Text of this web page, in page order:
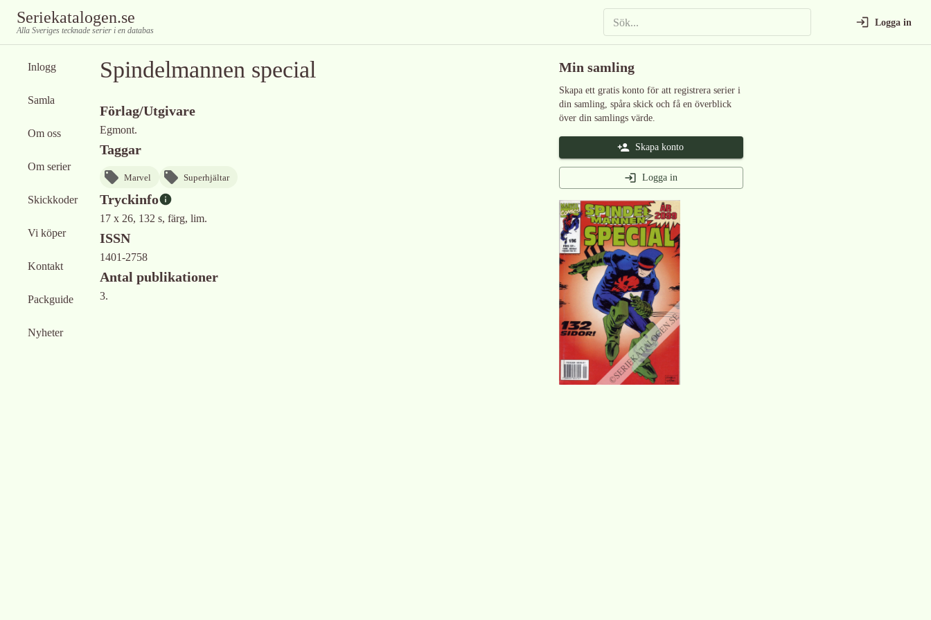
Seriekatalogen.se
Alla Sveriges tecknade serier i en databas
Logga in
Inlogg
Samla
Om oss
Om serier
Skickkoder
Vi köper
Kontakt
Packguide
Nyheter
Spindelmannen special
Förlag/Utgivare
Egmont.
Taggar
Marvel Superhjältar
Tryckinfo
17 x 26, 132 s, färg, lim.
ISSN
1401-2758
Antal publikationer
3.
Min samling
Skapa ett gratis konto för att registrera serier i
din samling, spåra skick och få en överblick
över din samlings värde.
Skapa konto
Logga in